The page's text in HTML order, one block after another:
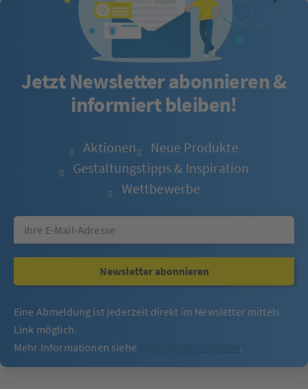
Jetzt Newsletter abonnieren &
informiert bleiben!
Aktionen
Neue Produkte
Gestaltungstipps & Inspiration
Wettbewerbe
Newsletter abonnieren
Eine Abmeldung ist jederzeit direkt im Newsletter mittels
Link möglich.
Mehr Informationen siehe
.